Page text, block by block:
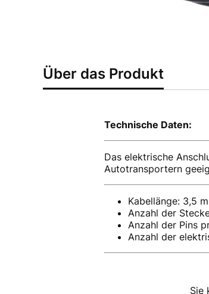
Über das Produkt
Technische Daten:
Das elektrische
Autotransportern
Kabellänge: 3,5 m
Anzahl der
Anzahl der Pins
Anzahl der
Sie